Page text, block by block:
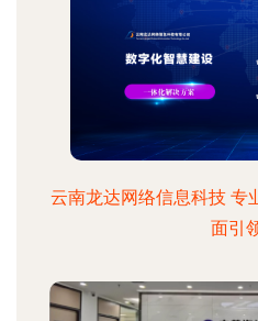
云南龙达网络信息科技 专
面引